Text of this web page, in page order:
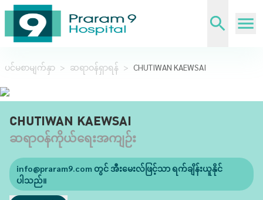
ပင်မစာမျက်နှာ > ဆရာဝန်ရှာရန် > CHUTIWAN KAEWSAI
CHUTIWAN KAEWSAI
ဆရာဝန်ကိုယ်ရေးအကျဉ်း
info@praram9.comတွင် အီးမေးလ်ဖြင့်သာ ရက်ချိန်းယူနိုင်
ပါသည်။